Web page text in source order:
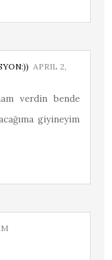
APRIL 2,
verdin bende
giyineyim